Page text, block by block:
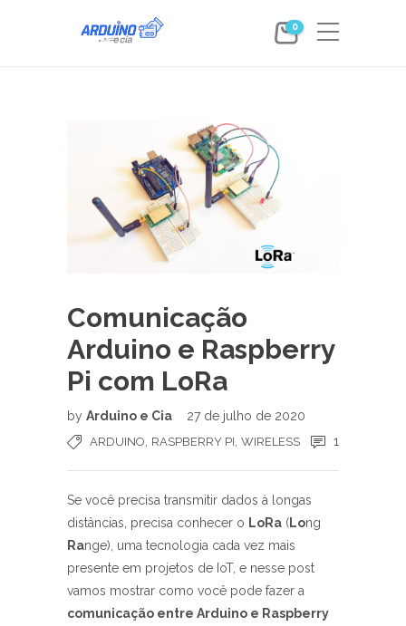
0
Comunicação
Arduino e Raspberry
Pi com LoRa
by Arduino e Cia 27 de julho de 2020
ARDUINO RASPBERRY PI WIRELESS 1
Se você precisa transmitir dados à longas
distâncias, precisa conhecer o LoRa (Long
Range), uma tecnologia cada vez mais
presente em projetos de IoT, e nesse post
vamos mostrar como você pode fazer a
comunicação entre Arduino e Raspberry